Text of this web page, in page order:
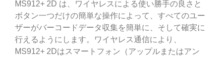
MS912+ 2D は、ワイヤレスによる使い勝手の良さと
ボタン一つだけの簡単な操作によって、すべてのユー
ザーがバーコードデータ収集を簡単に、そして確実に
行えるようにします。ワイヤレス通信により、
MS912+ 2Dはスマートフォン（アップルまたはアン